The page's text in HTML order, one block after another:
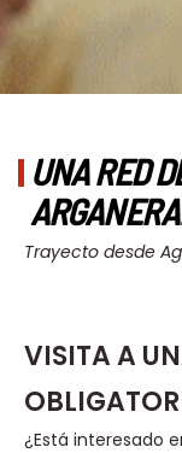
UNA RED
Trayecto desde
VISITA A
¿Está interesado